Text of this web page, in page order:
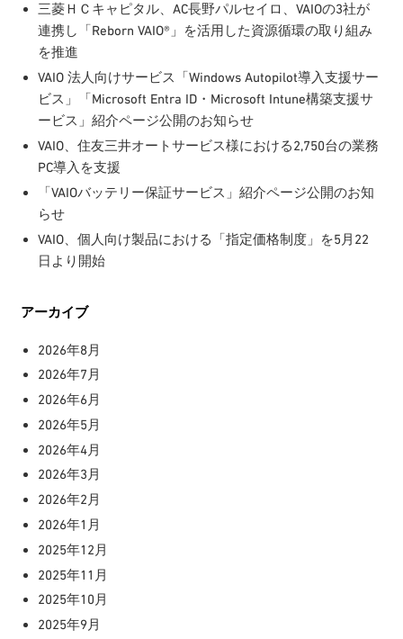
三菱ＨＣキャピタル、AC長野パルセイロ、VAIOの3社が
連携し「Reborn VAIO®」を活用した資源循環の取り組み
を推進
VAIO 法人向けサービス「Windows Autopilot導入支援サー
ビス」「Microsoft Entra ID・Microsoft Intune構築支援サ
ービス」紹介ページ公開のお知らせ
VAIO、住友三井オートサービス様における2,750台の業務
PC導入を支援
「VAIOバッテリー保証サービス」紹介ページ公開のお知
らせ
VAIO、個人向け製品における「指定価格制度」を5月22
日より開始
アーカイブ
2026年8月
2026年7月
2026年6月
2026年5月
2026年4月
2026年3月
2026年2月
2026年1月
2025年12月
2025年11月
2025年10月
2025年9月